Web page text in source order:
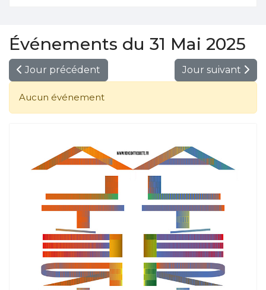
Événements du 31 Mai 2025
Jour précédent Jour suivant
Aucun événement